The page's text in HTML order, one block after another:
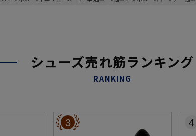
シューズ売れ筋ランキング
RANKING
3 4